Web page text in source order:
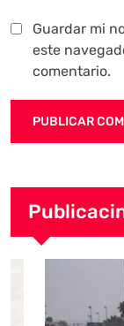
Guardar mi
este
comentario.